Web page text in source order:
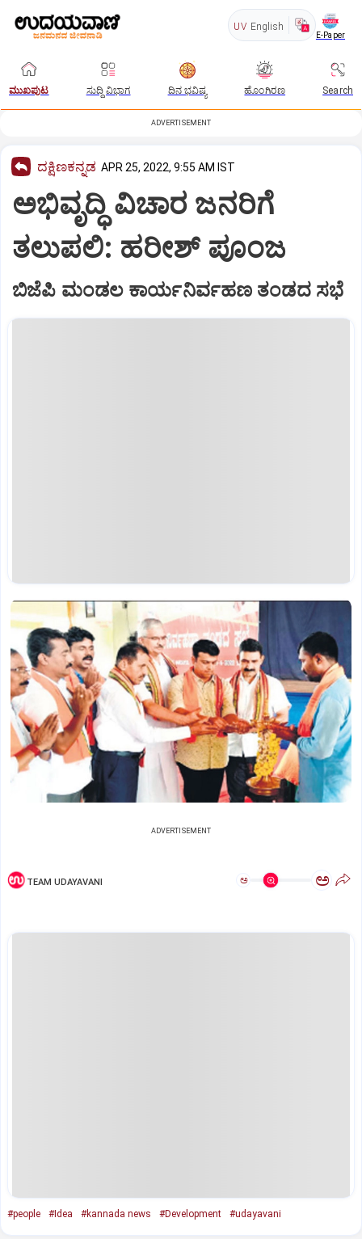
UV English
E-Paper
ಮುಖಪುಟ ಸುದ್ದಿ ವಿಭಾಗ ದಿನ ಭವಿಷ್ಯ ಹೊಂಗಿರಣ Search
ADVERTISEMENT
ದಕ್ಷಿಣಕನ್ನಡ APR 25, 2022, 9:55 AM IST
ಅಭಿವೃದ್ಧಿ ವಿಚಾರ ಜನರಿಗೆ
ತಲುಪಲಿ: ಹರೀಶ್‌ ಪೂಂಜ
ಬಿಜೆಪಿ ಮಂಡಲ ಕಾರ್ಯನಿರ್ವಹಣ ತಂಡದ ಸಭೆ
ADVERTISEMENT
TEAM UDAYAVANI ಅ ಅ
#people #Idea #kannada news #Development #udayavani